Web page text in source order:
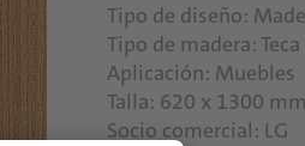
Tipo de diseño:
Tipo de madera: Teca
Aplicación: Muebles
Talla: 620 x 1300 mm
Socio comercial: LG